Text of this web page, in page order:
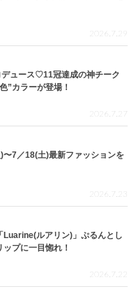
2026.7.29
デュース♡11冠達成の神チーク
”カラーが登場！
2026.7.27
〜7／18(土)最新ファッションを
2026.7.23
Luarine(ルアリン)」ぷるんとし
プに一目惚れ！
2026.7.22